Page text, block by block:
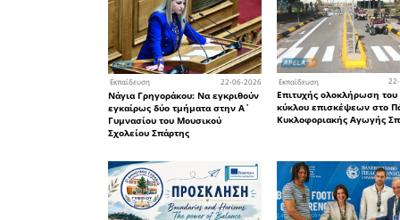
από
και να